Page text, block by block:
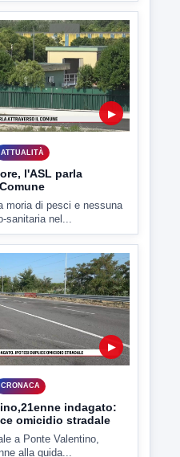
▶
CRONACA
indagato:
a Ponte Valentino,
▶
CRONACA
Sarà
il giallo di Villa